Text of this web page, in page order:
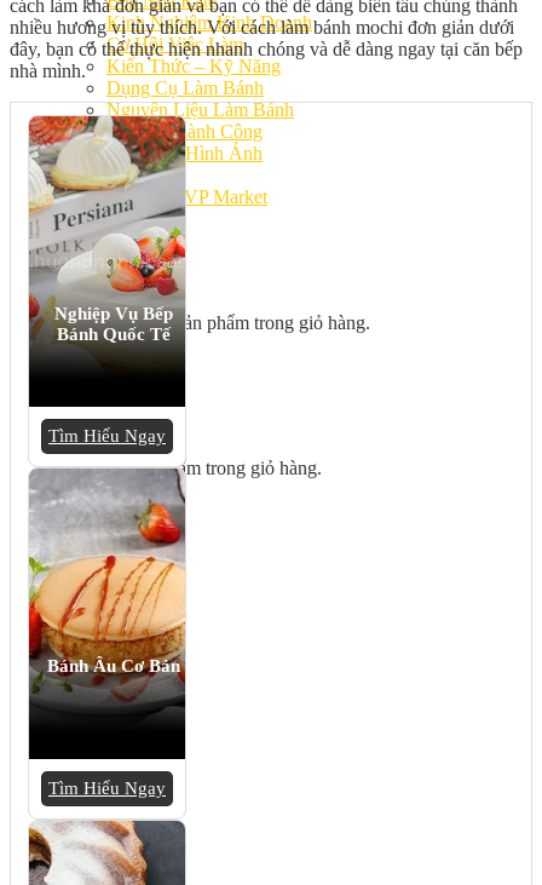
Kinh Nghiệm Kinh Doanh
Cơ Hội Việc Làm
Kiến Thức – Kỹ Năng
Dụng Cụ Làm Bánh
Nguyên Liệu Làm Bánh
Gương Thành Công
Thư Viện Hình Ảnh
Hỏi Đáp
Siêu thị ĐVP Market
Việc Làm
Chưa có sản phẩm trong giỏ hàng.
Giỏ hàng
Chưa có sản phẩm trong giỏ hàng.
cách làm khá đơn giản và bạn có thể dễ dàng biến tấu chúng thành
nhiều hương vị tùy thích. Với cách làm bánh mochi đơn giản dưới
đây, bạn có thể thực hiện nhanh chóng và dễ dàng ngay tại căn bếp
nhà mình.
Nghiệp Vụ Bếp
Bánh Quốc Tế
Tìm Hiểu Ngay
Bánh Âu Cơ Bản
Tìm Hiểu Ngay